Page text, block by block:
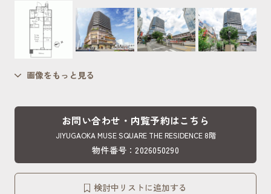
画像をもっと見る
お問い合わせ・内覧予約はこちら
JIYUGAOKA MUSE SQUARE THE RESIDENCE 8階
物件番号：2026050290
検討中リストに追加する